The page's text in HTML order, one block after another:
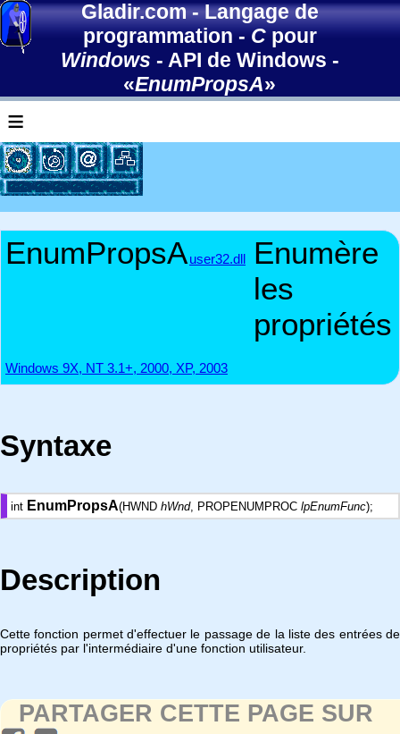
Gladir.com-Langage de
programmation-Cpour
Windows - API de Windows -
«EnumPropsA»
≡
EnumPropsAuser32.dll
Enumère
les
propriétés
Windows 9X, NT 3.1+, 2000, XP, 2003
Syntaxe
int EnumPropsA(HWND hWnd, PROPENUMPROC lpEnumFunc);
Description
Cette fonction permet d'effectuer le passage de la liste des entrées de
propriétés par l'intermédiaire d'une fonction utilisateur.
PARTAGER CETTE PAGE SUR